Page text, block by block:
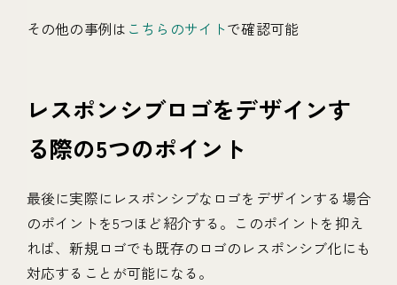
その他の事例は こちらのサイトで確認可能
レスポンシブロゴをデザインす
る際の5つのポイント
最後に実際にレスポンシブなロゴをデザインする場合
のポイントを5つほど紹介する。このポイントを抑え
れば、新規ロゴでも既存のロゴのレスポンシブ化にも
対応することが可能になる。